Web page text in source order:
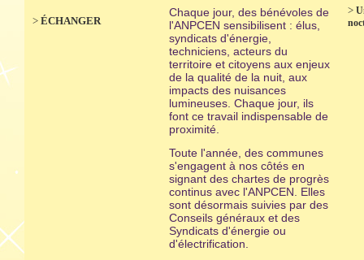
> ÉCHANGER
Chaque jour, des bénévoles de
l'ANPCEN sensibilisent : élus,
syndicats d'énergie,
techniciens, acteurs du
territoire et citoyens aux enjeux
de la qualité de la nuit, aux
impacts des nuisances
lumineuses. Chaque jour, ils
font ce travail indispensable de
proximité.
Toute l'année, des communes
s'engagent à nos côtés en
signant des chartes de progrès
continus avec l'ANPCEN. Elles
sont désormais suivies par des
Conseils généraux et des
Syndicats d'énergie ou
d'électrification.
>